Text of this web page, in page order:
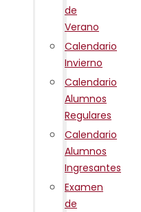
de
Verano
Calendario
Invierno
Calendario
Alumnos
Regulares
Calendario
Alumnos
Ingresantes
Examen
de